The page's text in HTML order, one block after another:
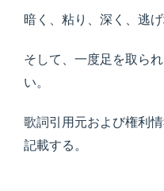
暗く、粘り、深く、逃げ
そして、一度足を取ら
い。
歌詞引用元および権利
記載する。